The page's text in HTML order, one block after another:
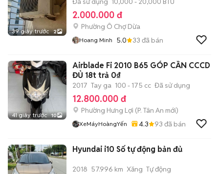
39 giây trước 2
2.000.000 đ
Phường Ô Chợ Dừa
Hoang Minh 5.0 33 đã bán
41 giây trước 10
Airblade Fi 2010 B65 GÓP CẦN CCCD
ĐỦ 18t trả 0₫
2017 Tay ga 100 - 175 cc Đã sử dụng
12.800.000 đ
Phường Hưng Lợi (P. Tân An mới)
XeMáyHoàngYến 4.3 93 đã bán
Hyundai i10 Số tự động bản đủ
2018 57.996 km Xăng Tự động